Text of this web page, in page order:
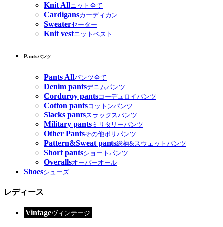
Knit Allニット全て
Cardigansカーディガン
Sweaterセーター
Knit vestニットベスト
Pantsパンツ
Pants Allパンツ全て
Denim pantsデニムパンツ
Corduroy pantsコーデュロイパンツ
Cotton pantsコットンパンツ
Slacks pantsスラックスパンツ
Military pants ミリタリーパンツ
Other Pantsその他ポリパンツ
Pattern&Sweat pants総柄&スウェットパンツ
Short pantsショートパンツ
Overallsオーバーオール
Shoesシューズ
レディース
Vintageヴィンテージ